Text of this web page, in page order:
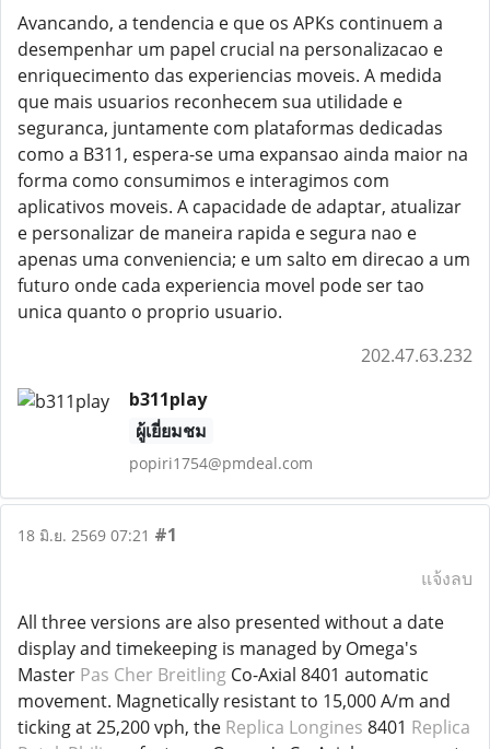
Avancando, a tendencia e que os APKs continuem a
desempenhar um papel crucial na personalizacao e
enriquecimento das experiencias moveis. A medida
que mais usuarios reconhecem sua utilidade e
seguranca, juntamente com plataformas dedicadas
como a B311, espera-se uma expansao ainda maior na
forma como consumimos e interagimos com
aplicativos moveis. A capacidade de adaptar, atualizar
e personalizar de maneira rapida e segura nao e
apenas uma conveniencia; e um salto em direcao a um
futuro onde cada experiencia movel pode ser tao
unica quanto o proprio usuario.
202.47.63.232
b311play
ผู้เยี่ยมชม
popiri1754@pmdeal.com
18 มิ.ย. 2569 07:21 #1
แจ้งลบ
All three versions are also presented without a date
display and timekeeping is managed by Omega's
Master Pas Cher Breitling Co-Axial 8401 automatic
movement. Magnetically resistant to 15,000 A/m and
ticking at 25,200 vph, the Replica Longines 8401 Replica